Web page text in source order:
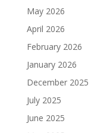
May 2026
April 2026
February 2026
January 2026
December 2025
July 2025
June 2025